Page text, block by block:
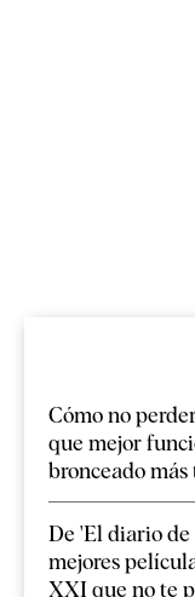
Cómo no
que mejor
bronceado
De 'El diario de
mejores
XXI que no te